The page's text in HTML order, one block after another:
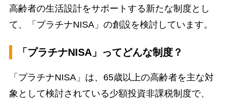
高齢者の生活設計をサポートする新たな制度とし
て、「プラチナNISA」の創設を検討しています。
「プラチナNISA」ってどんな制度？
「プラチナNISA」は、65歳以上の高齢者を主な対
象として検討されている少額投資非課税制度で、